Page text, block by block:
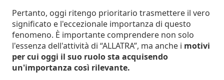
Pertanto, oggi ritengo prioritario trasmettere il vero
significato e l'eccezionale importanza di questo
fenomeno. È importante comprendere non solo
l'essenza dell'attività di “ALLATRA”, ma anche i motivi
per cui oggi il suo ruolo sta acquisendo
un'importanza così rilevante.